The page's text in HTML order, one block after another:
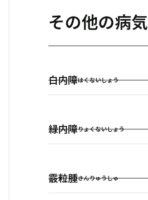
その他の病気
白内障はくないしょう
緑内障りょくないしょう
霰粒腫さんりゅうしゅ